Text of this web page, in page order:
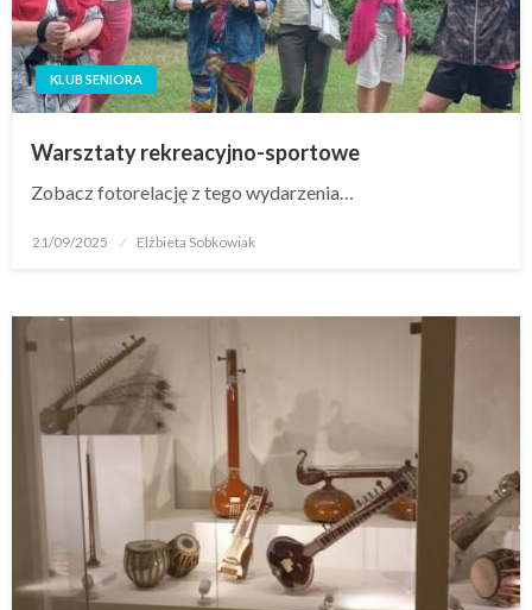
KLUB SENIORA
Warsztaty rekreacyjno-sportowe
Zobacz fotorelację z tego wydarzenia…
21/09/2025 Elżbieta Sobkowiak